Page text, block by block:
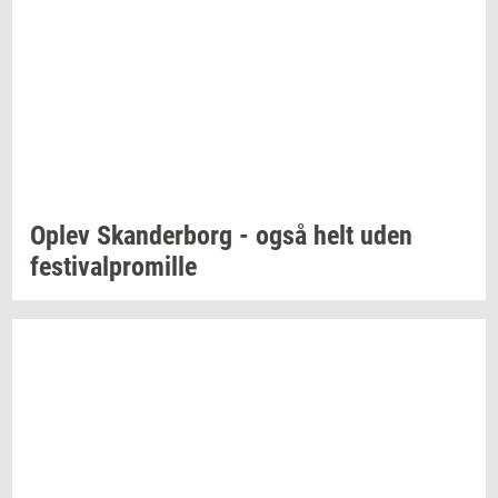
Oplev Skan­der­borg - også helt uden
festi­val­pro­mil­le